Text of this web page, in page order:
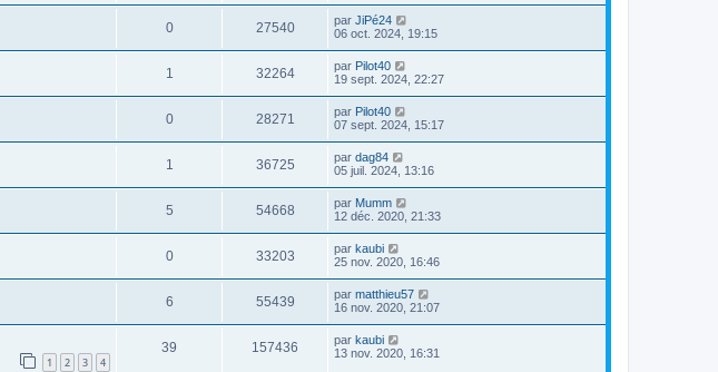
0 27540 par JiPé24
06 oct. 2024, 19:15
1 32264 par Pilot40
19 sept. 2024, 22:27
0 28271 par Pilot40
07 sept. 2024, 15:17
1 36725 par dag84
05 juil. 2024, 13:16
5 54668 par Mumm
12 déc. 2020, 21:33
0 33203 par kaubi
25 nov. 2020, 16:46
6 55439 par matthieu57
16 nov. 2020, 21:07
1 2 3 4
39 157436 par kaubi
13 nov. 2020, 16:31